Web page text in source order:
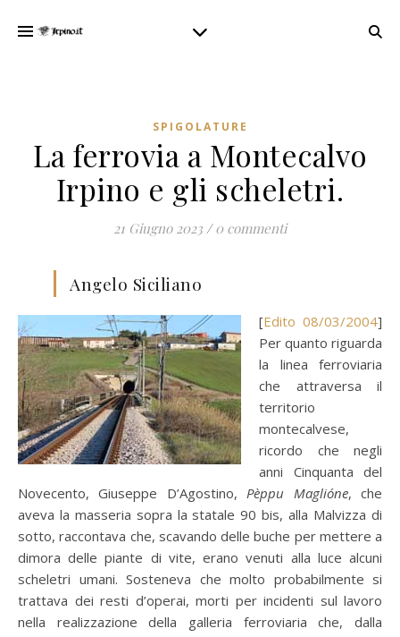
SPIGOLATURE
La ferrovia a Montecalvo
Irpino e gli scheletri.
21 Giugno 2023 / 0 commenti
Angelo Siciliano
[ Edito 08/03/2004]
Per quanto riguarda
la linea ferroviaria
che attraversa il
territorio
montecalvese,
ricordo che negli
anni Cinquanta del
Novecento, Giuseppe D’Agostino,Pèppu Maglióne, che
aveva la masseria sopra la statale 90 bis, alla Malvizza di
sotto, raccontava che, scavando delle buche per mettere a
dimora delle piante di vite, erano venuti alla luce alcuni
scheletri umani. Sosteneva che molto probabilmente si
trattava dei resti d’operai, morti per incidenti sul lavoro
nella realizzazione della galleria ferroviaria che, dalla